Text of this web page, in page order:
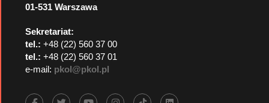
01-531 Warszawa
Sekretariat:
tel.: +48 (22) 560 37 00
tel.: +48 (22) 560 37 01
e-mail: pkol@pkol.pl